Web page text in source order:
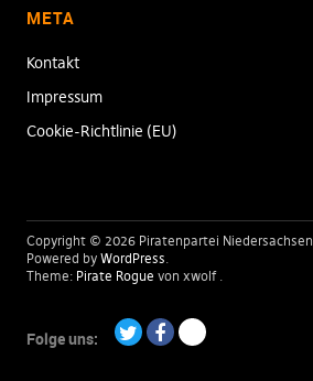
META
Kontakt
Impressum
Cookie-Richtlinie (EU)
Copyright © 2026 Piratenpartei Niedersachsen
Powered by WordPress
Theme: Pirate Rogue von xwolf
Folge uns: